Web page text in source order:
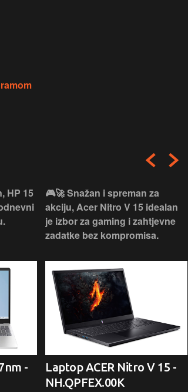
HP 15
-
🎮🚀 Snažan i spreman za
akciju, Acer Nitro V 15 idealan
je izbor za gaming i zahtjevne
zadatke bez kompromisa.
Laptop ACER Nitro V 15 -
NH.QPFEX.00K